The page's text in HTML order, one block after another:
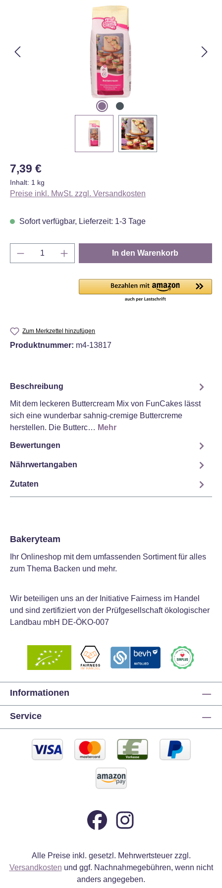
Regulärer Preis:
7,39 €
Inhalt: 1 kg
Preise inkl. MwSt. zzgl. Versandkosten
Sofort verfügbar, Lieferzeit: 1-3 Tage
Produkt Anzahl: Gib den gewünschten
In den Warenkorb
Zum Merkzettel hinzufügen
Produktnummer: m4-13817
Beschreibung
Mit dem leckeren Buttercream Mix von FunCakes lässt
sich eine wunderbar sahnig-cremige Buttercreme
herstellen. Die Butterc… Mehr
Bewertungen
Nährwertangaben
Zutaten
Bakeryteam
Ihr Onlineshop mit dem umfassenden Sortiment für alles
zum Thema Backen und mehr.
Wir beteiligen uns an der Initiative Fairness im Handel
und sind zertifiziert von der Prüfgesellschaft ökologischer
Landbau mbH DE-ÖKO-007
Informationen
Service
Alle Preise inkl. gesetzl. Mehrwertsteuer zzgl.
Versandkosten und ggf. Nachnahmegebühren, wenn nicht
anders angegeben.